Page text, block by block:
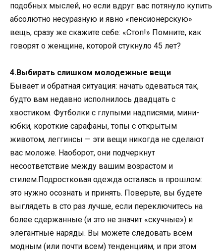
подобных мыслей, но если вдруг вас потянуло купить
абсолютно несуразную и явно «пенсионерскую»
вещь, сразу же скажите себе: «Стоп!» Помните, как
говорят о женщине, которой стукнуло 45 лет?
4.Выбирать слишком молодежные вещи
Бывает и обратная ситуация: начать одеваться так,
будто вам недавно исполнилось двадцать с
хвостиком. Футболки с глупыми надписями, мини-
юбки, короткие сарафаны, топы с открытым
животом, леггинсы — эти вещи никогда не сделают
вас моложе. Наоборот, они подчеркнут
несоответствие между вашим возрастом и
стилем.Подростковая одежда осталась в прошлом:
это нужно осознать и принять. Поверьте, вы будете
выглядеть в сто раз лучше, если переключитесь на
более сдержанные (и это не значит «скучные») и
элегантные наряды. Вы можете следовать всем
модным (или почти всем) тенденциям, и при этом